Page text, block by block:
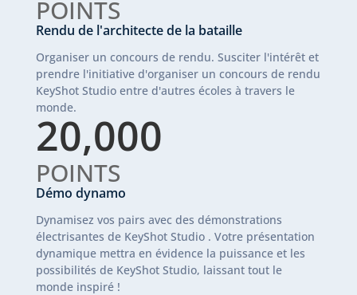
POINTS
Rendu de l'architecte de la bataille
Organiser un concours de rendu. Susciter l'intérêt et
prendre l'initiative d'organiser un concours de rendu
KeyShot Studio entre d'autres écoles à travers le
monde.
20,000
POINTS
Démo dynamo
Dynamisez vos pairs avec des démonstrations
électrisantes de KeyShot Studio . Votre présentation
dynamique mettra en évidence la puissance et les
possibilités de KeyShot Studio, laissant tout le
monde inspiré !